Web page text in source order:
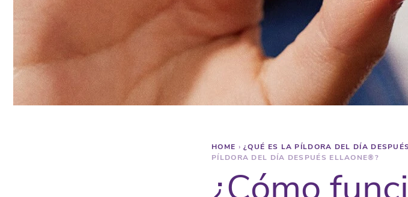
HOME › ¿QUÉ ES LA PÍLDORA DEL DÍA
PÍLDORA DEL DÍA DESPUÉS ELLAONE®?